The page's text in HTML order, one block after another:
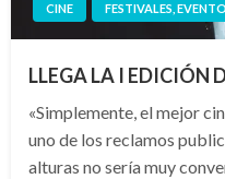
CINE FESTIVALES,
LLEGA LA I EDICIÓN
«Simplemente, el mejor
uno de los reclamos
alturas no sería muy